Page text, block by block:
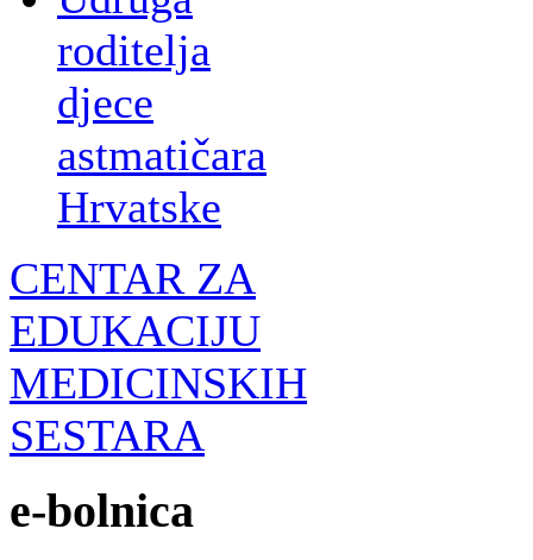
roditelja
djece
astmatičara
Hrvatske
CENTAR ZA
EDUKACIJU
MEDICINSKIH
SESTARA
e-bolnica